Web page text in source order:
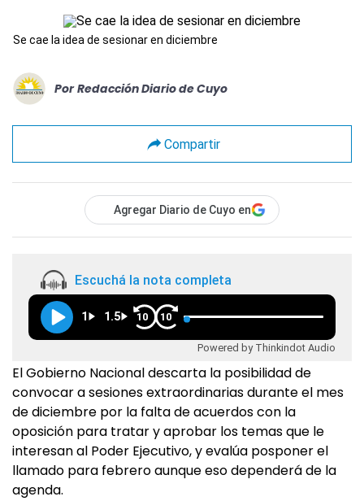
Se cae la idea de sesionar en diciembre
Por Redacción Diario de Cuyo
Compartir
Agregar Diario de Cuyo en
Escuchá la nota completa
1 1.5 10 10
Powered by Thinkindot Audio
El Gobierno Nacional descarta la posibilidad de
convocar a sesiones extraordinarias durante el mes
de diciembre por la falta de acuerdos con la
oposición para tratar y aprobar los temas que le
interesan al Poder Ejecutivo, y evalúa posponer el
llamado para febrero aunque eso dependerá de la
agenda.